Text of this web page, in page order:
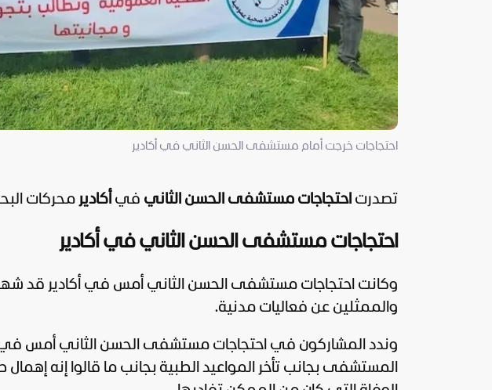
احتجاجات خرجت أمام مستشفى الحسن الثاني في أكادير
تصدرت احتجاجات مستشفى الحسن الثاني في أكادير محركات
احتجاجات مستشفى الحسن الثاني في أكادير
وكانت احتجاجات مستشفى الحسن الثاني أمس في أكادير قد
والممثلين عن فعاليات مدنية.
وندد المشاركون في احتجاجات مستشفى الحسن الثاني أمس في
المستشفى بجانب تأخر المواعيد الطبية بجانب ما قالوا إنه